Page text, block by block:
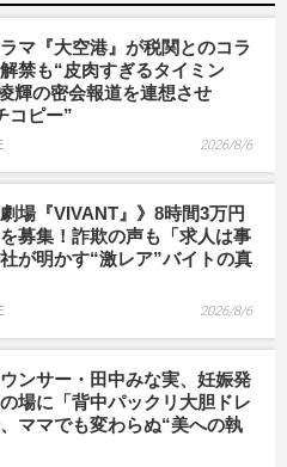
マ『大空港』が税関とのコラ
禁も“皮肉すぎるタイミン
輝の密会報道を連想させ
コピー”
2026/8/6
劇場『VIVANT』》8時間3万円
募集！詐欺の声も「求人は事
が明かす“激レア”バイトの真
2026/8/6
ンサー・田中みな実、妊娠発
場に「背中パックリ大胆ドレ
ママでも変わらぬ“美への執